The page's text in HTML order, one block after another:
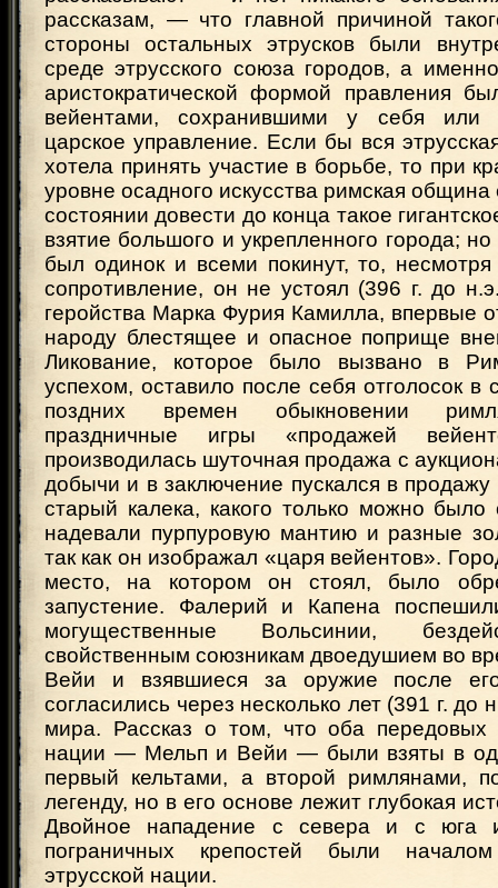
рассказам, — что главной причиной
стороны остальных этрусков были
среде этрусского союза городов, а
аристократической формой правления
вейентами, сохранившими у себя или
царское управление. Если бы вся
хотела принять участие в борьбе, то при
уровне осадного искусства римская
состоянии довести до конца такое
взятие большого и укрепленного города; но
был одинок и всеми покинут, то,
сопротивление, он не устоял (396 г. до
геройства Марка Фурия Камилла, впервые
народу блестящее и опасное поприще
Ликование, которое было вызвано в
успехом, оставило после себя отголосок в
поздних времен обыкновении
праздничные игры «продажей
производилась шуточная продажа с
добычи и в заключение пускался в
старый калека, какого только можно было
надевали пурпуровую мантию и разные
так как он изображал «царя вейентов».
место, на котором он стоял, было
запустение. Фалерий и Капена
могущественные Вольсинии,
свойственным союзникам двоедушием во
Вейи и взявшиеся за оружие после
согласились через несколько лет (391 г. до
мира. Рассказ о том, что оба передовых
нации — Мельп и Вейи — были взяты в
первый кельтами, а второй римлянами,
легенду, но в его основе лежит глубокая
Двойное нападение с севера и с юга
пограничных крепостей были
этрусской нации.